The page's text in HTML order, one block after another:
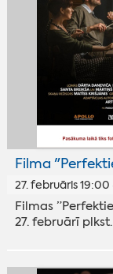
Filma
27. februāris
Filmas
27. februārī plkst.